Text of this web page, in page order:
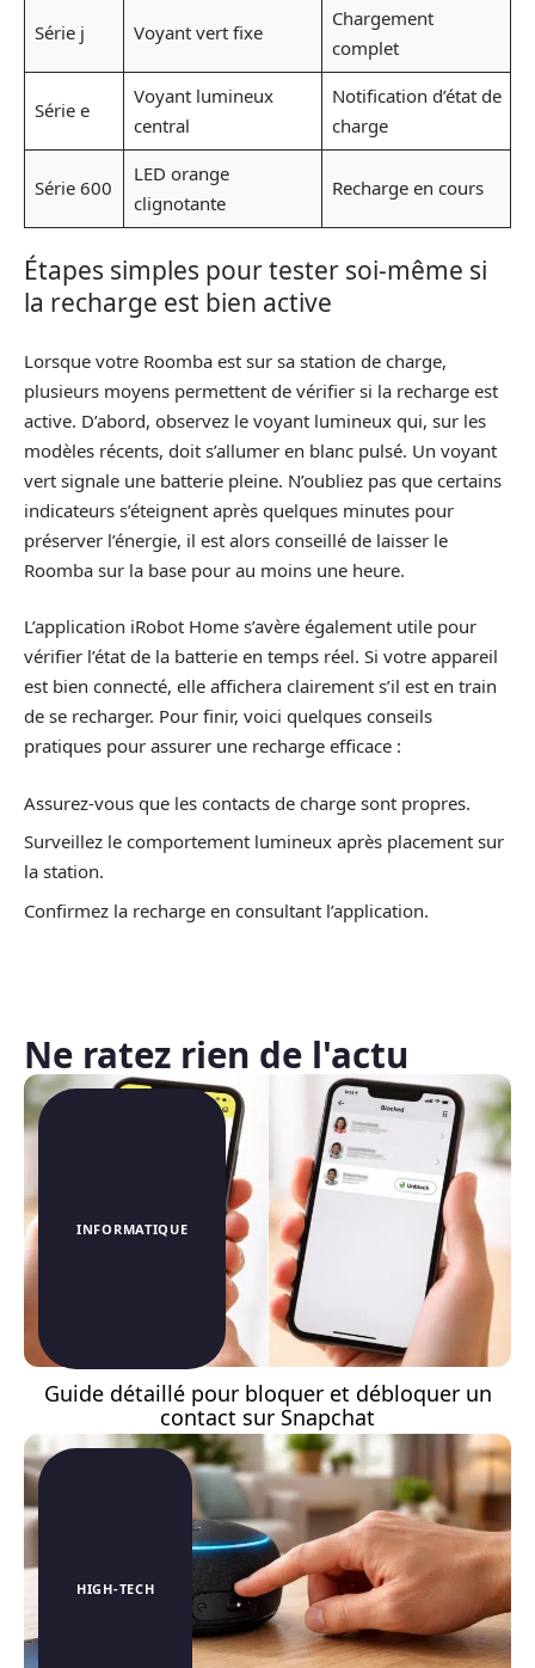
Série j Voyant vert fixe
Chargement
complet
Série e
Voyant lumineux
central
Notification d’état de
charge
Série 600
LED orange
clignotante
Recharge en cours
Étapes simples pour tester soi-même si
la recharge est bien active
Lorsque votre Roomba est sur sa station de charge,
plusieurs moyens permettent de vérifier si la recharge est
active. D’abord, observez le voyant lumineux qui, sur les
modèles récents, doit s’allumer en blanc pulsé. Un voyant
vert signale une batterie pleine. N’oubliez pas que certains
indicateurs s’éteignent après quelques minutes pour
préserver l’énergie, il est alors conseillé de laisser le
Roomba sur la base pour au moins une heure.
L’application iRobot Home s’avère également utile pour
vérifier l’état de la batterie en temps réel. Si votre appareil
est bien connecté, elle affichera clairement s’il est en train
de se recharger. Pour finir, voici quelques conseils
pratiques pour assurer une recharge efficace :
Assurez-vous que les contacts de charge sont propres.
Surveillez le comportement lumineux après placement sur
la station.
Confirmez la recharge en consultant l’application.
Ne ratez rien de l'actu
INFORMATIQUE
Guide détaillé pour bloquer et débloquer un
contact sur Snapchat
HIGH-TECH